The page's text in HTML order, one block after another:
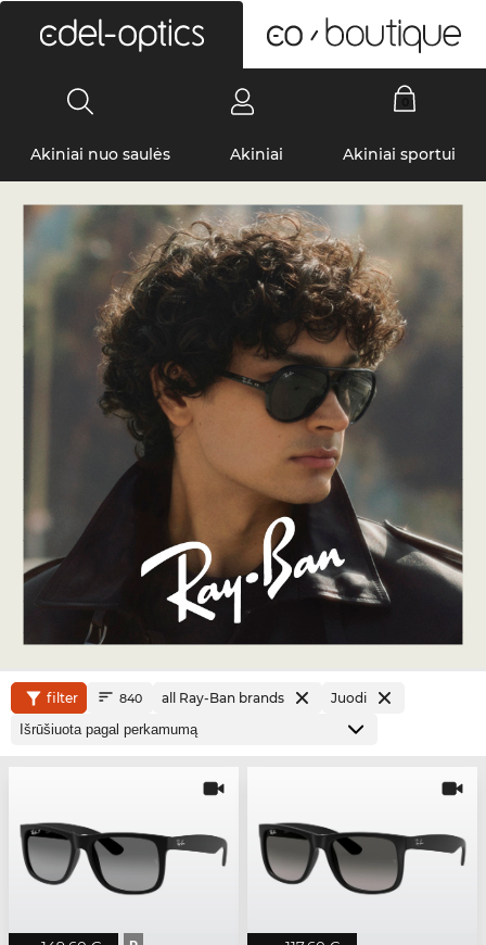
Akiniai nuo saulės Akiniai Akiniai sportui
filter 840 all Ray-Ban brands Juodi